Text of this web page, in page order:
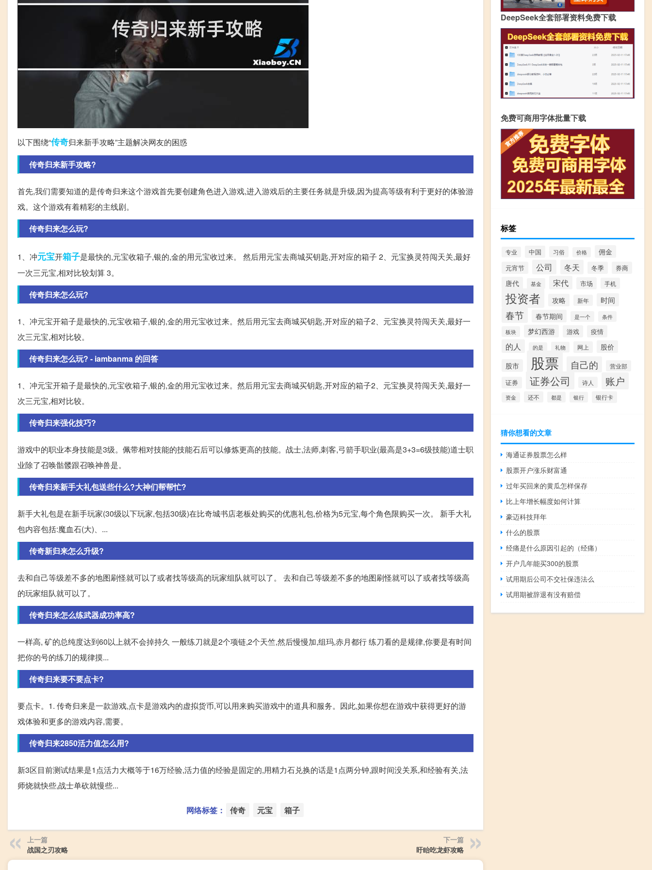
以下围绕“传奇归来新手攻略”主题解决网友的困惑
传奇归来新手攻略?
首先,我们需要知道的是传奇归来这个游戏首先要创建角色进入游戏,进入游戏后的主要任务就是升级,因为提高等级有利于更好的体验游
戏。这个游戏有着精彩的主线剧。
传奇归来怎么玩?
1、冲元宝开箱子是最快的,元宝收箱子,银的,金的用元宝收过来。 然后用元宝去商城买钥匙,开对应的箱子 2、元宝换灵符闯天关,最好
一次三元宝,相对比较划算 3。
传奇归来怎么玩?
1、冲元宝开箱子是最快的,元宝收箱子,银的,金的用元宝收过来。然后用元宝去商城买钥匙,开对应的箱子2、元宝换灵符闯天关,最好一
次三元宝,相对比较。
传奇归来怎么玩? - iambanma 的回答
1、冲元宝开箱子是最快的,元宝收箱子,银的,金的用元宝收过来。然后用元宝去商城买钥匙,开对应的箱子2、元宝换灵符闯天关,最好一
次三元宝,相对比较。
传奇归来强化技巧?
游戏中的职业本身技能是3级。佩带相对技能的技能石后可以修炼更高的技能。战士,法师,刺客,弓箭手职业(最高是3+3=6级技能)道士职
业除了召唤骷髅跟召唤神兽是。
传奇归来新手大礼包送些什么?大神们帮帮忙?
新手大礼包是在新手玩家(30级以下玩家,包括30级)在比奇城书店老板处购买的优惠礼包,价格为5元宝,每个角色限购买一次。 新手大礼
包内容包括:魔血石(大)、...
传奇新归来怎么升级?
去和自己等级差不多的地图刷怪就可以了或者找等级高的玩家组队就可以了。 去和自己等级差不多的地图刷怪就可以了或者找等级高
的玩家组队就可以了。
传奇归来怎么练武器成功率高?
一样高, 矿的总纯度达到60以上就不会掉持久 一般练刀就是2个项链,2个天竺,然后慢慢加,组玛,赤月都行 练刀看的是规律,你要是有时间
把你的号的练刀的规律摸...
传奇归来要不要点卡?
要点卡。1. 传奇归来是一款游戏,点卡是游戏内的虚拟货币,可以用来购买游戏中的道具和服务。因此,如果你想在游戏中获得更好的游
戏体验和更多的游戏内容,需要。
传奇归来2850活力值怎么用?
新3区目前测试结果是1点活力大概等于16万经验,活力值的经验是固定的,用精力石兑换的话是1点两分钟,跟时间没关系,和经验有关,法
师烧就快些,战士单砍就慢些...
网络标签： 传奇 元宝 箱子
上一篇
战国之刃攻略
下一篇
盱眙吃龙虾攻略
DeepSeek全套部署资料免费下载
免费可商用字体批量下载
标签
专业 中国 习俗 价格 佣金
元宵节 公司 冬天 冬季 券商
唐代 基金 宋代 市场 手机
投资者 攻略 新年 时间
春节 春节期间 是一个
条件
板块
梦幻西游 游戏 疫情
的人 的是 礼物 网上
股价
股市
股票 自己的 营业部
证券 证券公司 诗人 账户
资金 还不 都是 银行 银行卡
猜你想看的文章
海通证券股票怎么样
股票开户涨乐财富通
过年买回来的黄瓜怎样保存
比上年增长幅度如何计算
豪迈科技拜年
什么的股票
经痛是什么原因引起的（经痛）
开户几年能买300的股票
试用期后公司不交社保违法么
试用期被辞退有没有赔偿